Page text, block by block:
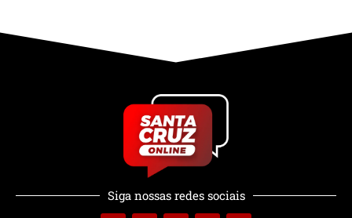
Siga nossas redes sociais